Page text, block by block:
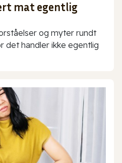
mat egentlig
og myter rundt
det handler ikke egentlig